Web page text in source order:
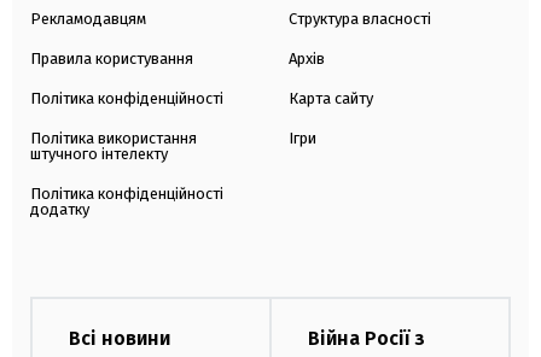
Рекламодавцям
Правила користування
Політика конфіденційності
Політика використання
штучного інтелекту
Політика конфіденційності
додатку
Структура власності
Архів
Карта сайту
Ігри
Всі новини
Війна Росії з